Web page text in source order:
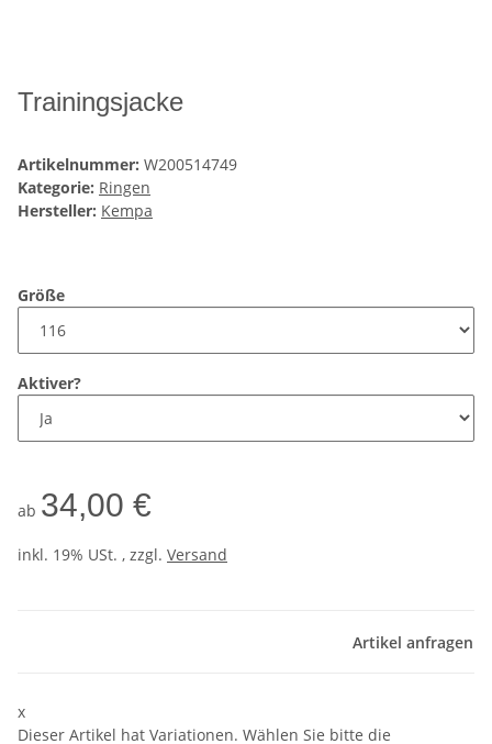
Trainingsjacke
Artikelnummer: W200514749
Kategorie: Ringen
Hersteller: Kempa
Größe
Aktiver?
ab 34,00 €
inkl. 19% USt. , zzgl. Versand
Artikel anfragen
x
Dieser Artikel hat Variationen. Wählen Sie bitte die